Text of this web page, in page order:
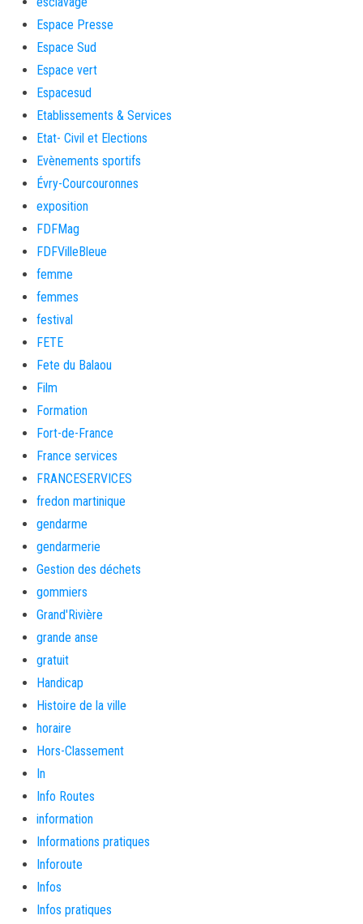
Espace Presse
Espace Sud
Espace vert
Espacesud
Etablissements & Services
Etat- Civil et Elections
Evènements sportifs
Évry-Courcouronnes
exposition
FDFMag
FDFVilleBleue
femme
femmes
festival
FETE
Fete du Balaou
Film
Formation
Fort-de-France
France services
FRANCESERVICES
fredon martinique
gendarme
gendarmerie
Gestion des déchets
gommiers
Grand'Rivière
grande anse
gratuit
Handicap
Histoire de la ville
horaire
Hors-Classement
In
Info Routes
information
Informations pratiques
Inforoute
Infos
Infos pratiques